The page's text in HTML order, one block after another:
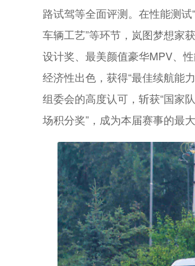
路试驾等全面评测。在性能测试
车辆工艺”等环节，岚图梦想家
设计奖、最美颜值豪华MPV、
经济性出色，获得“最佳续航能
组委会的高度认可，斩获“国家
场积分奖”，成为本届赛事的最大